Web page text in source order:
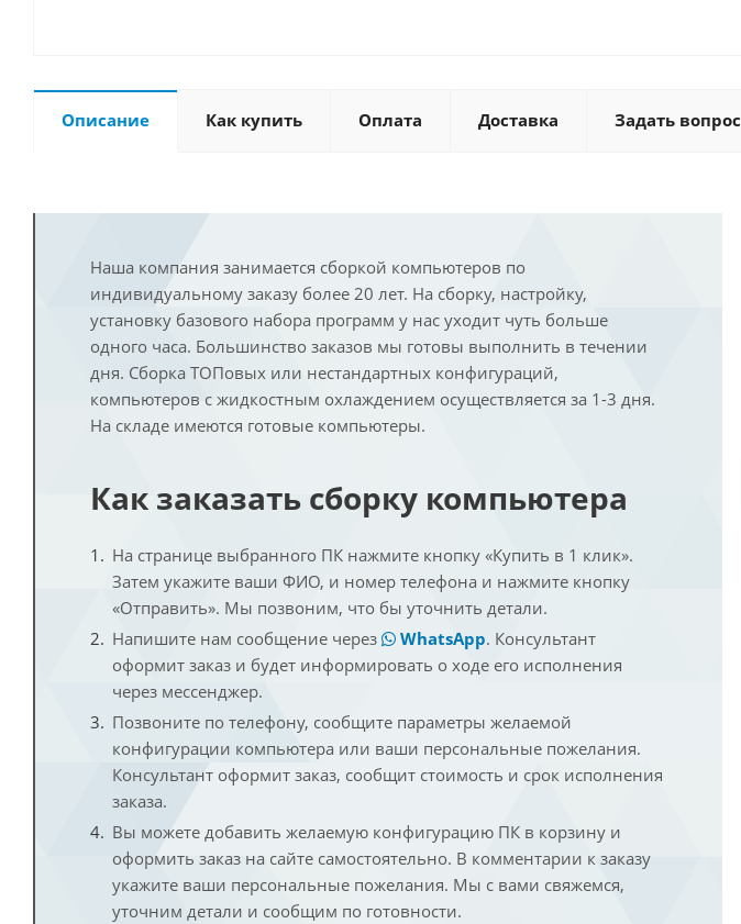
Описание Как купить Оплата Доставка Задать вопрос
Наша компания занимается сборкой компьютеров по
индивидуальному заказу более 20 лет. На сборку, настройку,
установку базового набора программ у нас уходит чуть больше
одного часа. Большинство заказов мы готовы выполнить в течении
дня. Сборка ТОПовых или нестандартных конфигураций,
компьютеров с жидкостным охлаждением осуществляется за 1-3 дня.
На складе имеются готовые компьютеры.
Как заказать сборку компьютера
На странице выбранного ПК нажмите кнопку «Купить в 1 клик».
Затем укажите ваши ФИО, и номер телефона и нажмите кнопку
«Отправить». Мы позвоним, что бы уточнить детали.
Напишите нам сообщение через
WhatsApp. Консультант
оформит заказ и будет информировать о ходе его исполнения
через мессенджер.
Позвоните по телефону, сообщите параметры желаемой
конфигурации компьютера или ваши персональные пожелания.
Консультант оформит заказ, сообщит стоимость и срок исполнения
заказа.
Вы можете добавить желаемую конфигурацию ПК в корзину и
оформить заказ на сайте самостоятельно. В комментарии к заказу
укажите ваши персональные пожелания. Мы с вами свяжемся,
уточним детали и сообщим по готовности.